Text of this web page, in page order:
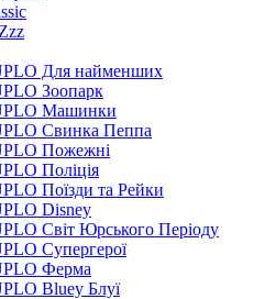
Для найменших
Зоопарк
Машинки
Свинка Пеппа
Пожежні
Поліція
Поїзди та Рейки
Disney
Світ Юрського Періоду
Супергерої
Ферма
Bluey Блуї